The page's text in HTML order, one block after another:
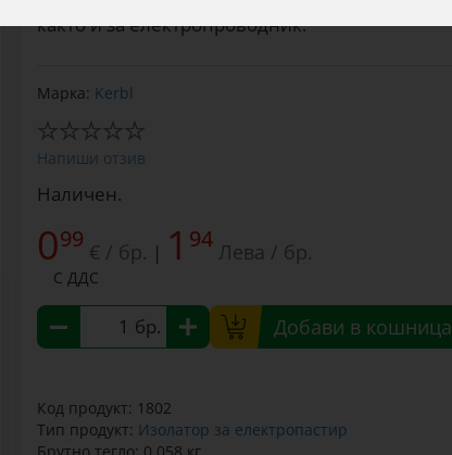
както и за електропроводник.
Марка: Kerbl
Напиши отзив
Наличен.
099 € / бр. | 1 94 Лева / бр.
С ДДС
бр. Добави в кошница
Код продукт: 1802
Тип продукт: Изолатор за електропастир